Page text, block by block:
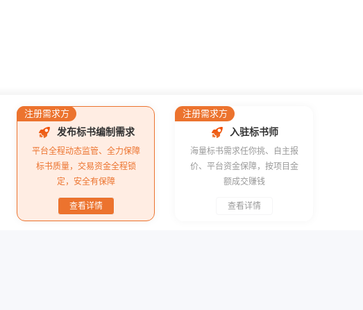
注册需求方
发布标书编制需求
平台全程动态监管、全力保障
标书质量，交易资金全程锁
定，安全有保障
查看详情
注册需求方
入驻标书师
海量标书需求任你挑、自主报
价、平台资金保障，按项目金
额成交赚钱
查看详情